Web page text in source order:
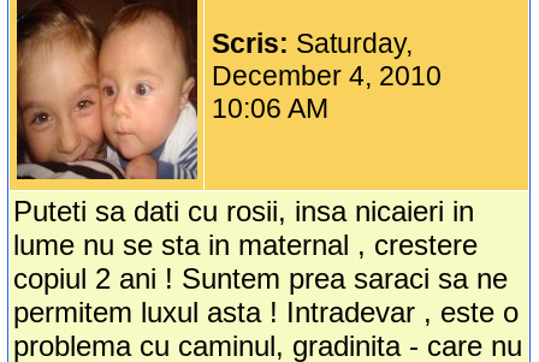
Scris: Saturday,
December 4, 2010
10:06 AM
Puteti sa dati cu rosii, insa nicaieri in
lume nu se sta in maternal , crestere
copiul 2 ani ! Suntem prea saraci sa ne
permitem luxul asta ! Intradevar , este o
problema cu caminul, gradinita - care nu